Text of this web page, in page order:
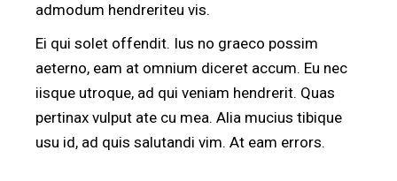
admodum hendreriteu vis.
Ei qui solet offendit. Ius no graeco possim
aeterno, eam at omnium diceret accum. Eu nec
iisque utroque, ad qui veniam hendrerit. Quas
pertinax vulput ate cu mea. Alia mucius tibique
usu id, ad quis salutandi vim. At eam errors.